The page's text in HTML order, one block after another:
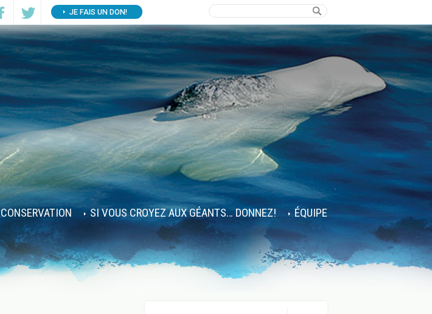
JE FAIS UN DON!
CONSERVATION SI VOUS CROYEZ AUX GÉANTS… DONNEZ! ÉQUIPE